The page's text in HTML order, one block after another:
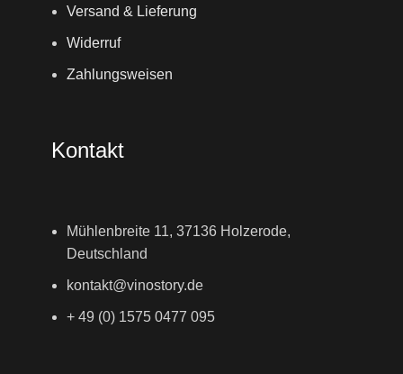
Versand & Lieferung
Widerruf
Zahlungsweisen
Kontakt
Mühlenbreite 11, 37136 Holzerode,
Deutschland
kontakt@vinostory.de
+ 49 (0) 1575 0477 095